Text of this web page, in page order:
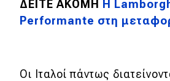
ΔΕΙΤΕ ΑΚΟΜΗ Η
Performante στη
Οι Ιταλοί πάντως